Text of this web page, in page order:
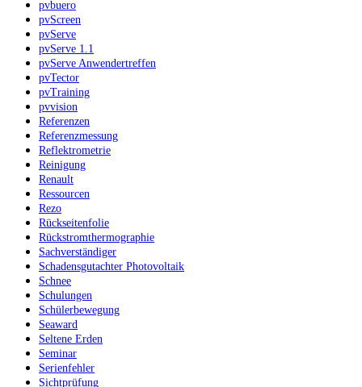
pvbuero
pvScreen
pvServe
pvServe 1.1
pvServe Anwendertreffen
pvTector
pvTraining
pvvision
Referenzen
Referenzmessung
Reflektrometrie
Reinigung
Renault
Ressourcen
Rezo
Rückseitenfolie
Rückstromthermographie
Sachverständiger
Schadensgutachter Photovoltaik
Schnee
Schulungen
Schülerbewegung
Seaward
Seltene Erden
Seminar
Serienfehler
Sichtprüfung